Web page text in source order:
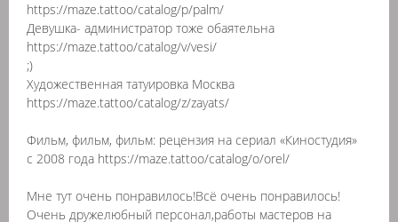
https://maze.tattoo/catalog/p/palm/
Девушка- администратор тоже обаятельна
https://maze.tattoo/catalog/v/vesi/
;)
Художественная татуировка Москва
https://maze.tattoo/catalog/z/zayats/
Фильм, фильм, фильм: рецензия на сериал «Киностудия»
с 2008 года https://maze.tattoo/catalog/o/orel/
Мне тут очень понравилось!Всё очень понравилось!
Очень дружелюбный персонал,работы мастеров на